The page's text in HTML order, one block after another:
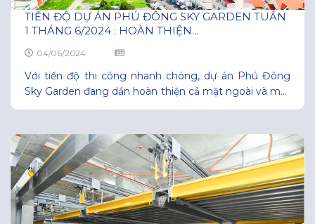
TIẾN ĐỘ DỰ ÁN PHÚ ĐÔNG SKY GARDEN TUẦN
1 THÁNG 6/2024 : HOÀN THIỆN...
04/06/2024
Với tiến độ thi công nhanh chóng, dự án Phú Đông
Sky Garden đang dần hoàn thiện cả mặt ngoài và mặt
trong toàn nhà. Tính đến thời điểm hiện tại: Mặt ngoài
Hồ bơi, sky garden… cũng đang được hoàn thiện
nhanh